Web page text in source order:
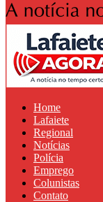
Home
Lafaiete
Regional
Notícias
Polícia
Emprego
Colunistas
Contato